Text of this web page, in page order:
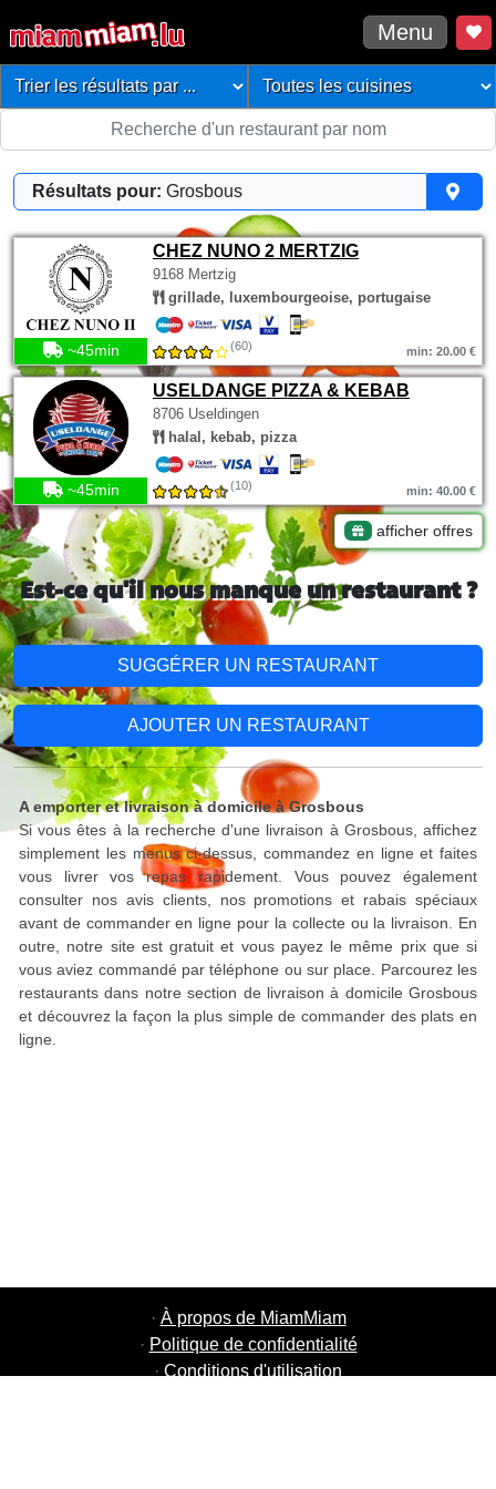
Menu
Résultats pour: Grosbous
CHEZ NUNO 2 MERTZIG
9168 Mertzig
grillade, luxembourgeoise, portugaise
~45min (60) min: 20.00 €
USELDANGE PIZZA & KEBAB
8706 Useldingen
halal, kebab, pizza
~45min (10) min: 40.00 €
afficher offres
Est-ce qu'il nous manque un restaurant ?
SUGGÉRER UN RESTAURANT
AJOUTER UN RESTAURANT
A emporter et livraison à domicile à Grosbous
Si vous êtes à la recherche d'une livraison à Grosbous, affichez
simplement les menus ci-dessus, commandez en ligne et faites
vous livrer vos repas rapidement. Vous pouvez également
consulter nos avis clients, nos promotions et rabais spéciaux
avant de commander en ligne pour la collecte ou la livraison. En
outre, notre site est gratuit et vous payez le même prix que si
vous aviez commandé par téléphone ou sur place. Parcourez les
restaurants dans notre section de livraison à domicile Grosbous
et découvrez la façon la plus simple de commander des plats en
ligne.
· À propos de MiamMiam
· Politique de confidentialité
· Conditions d'utilisation